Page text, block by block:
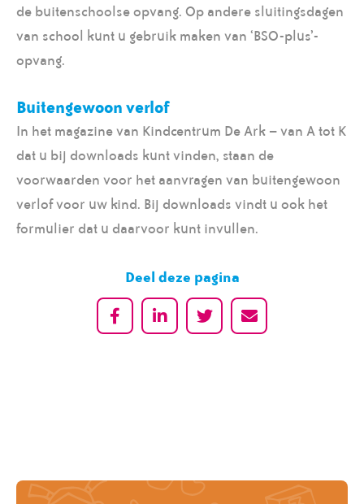
de buitenschoolse opvang. Op andere sluitingsdagen
van school kunt u gebruik maken van ‘BSO-plus’-
opvang.
Buitengewoon verlof
In het magazine van Kindcentrum De Ark – van A tot K
dat u bij downloads kunt vinden, staan de
voorwaarden voor het aanvragen van buitengewoon
verlof voor uw kind. Bij downloads vindt u ook het
formulier dat u daarvoor kunt invullen.
Deel deze pagina